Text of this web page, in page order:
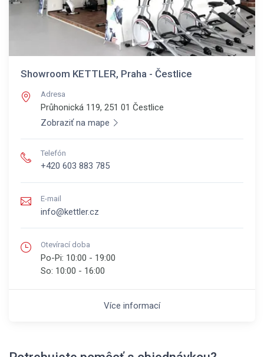
Showroom KETTLER, Praha - Čestlice
Adresa
Průhonická 119, 251 01 Čestlice
Zobraziť na mape
Telefón
+420 603 883 785
E-mail
info@kettler.cz
Otevírací doba
Po-Pi: 10:00 - 19:00
So: 10:00 - 16:00
Více informací